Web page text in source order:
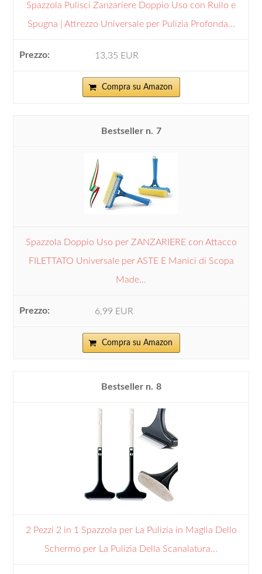
Spazzola Pulisci Zanzariere Doppio Uso con Rullo e
Spugna | Attrezzo Universale per Pulizia Profonda...
13,35 EUR
Compra su Amazon
7
Spazzola Doppio Uso per ZANZARIERE con Attacco
FILETTATO Universale per ASTE E Manici di Scopa
Made...
6,99 EUR
Compra su Amazon
8
2 Pezzi 2 in 1 Spazzola per La Pulizia in Maglia Dello
Schermo per La Pulizia Della Scanalatura...